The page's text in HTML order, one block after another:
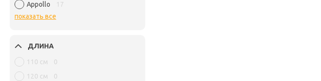
Appollo
17
показать все
ДЛИНА
110 см
0
120 см
0